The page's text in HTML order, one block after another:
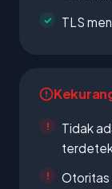
TLS
Tidak
Otoritas